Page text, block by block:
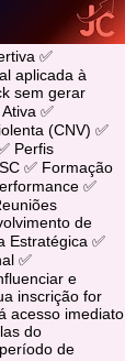
✅
aplicada à
sem gerar
✅
(CNV) ✅
Perfis
✅ Formação
✅
de
Estratégica ✅
✅
e
inscrição for
acesso imediato
do
de